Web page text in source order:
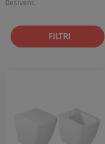
Desivero.
FILTRI